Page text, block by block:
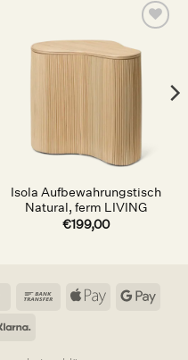
Auf die
Wunschliste
Isola Aufbewahrungstisch
Natural, ferm LIVING
€199,00
MasterCardBank
Apple
Klarna